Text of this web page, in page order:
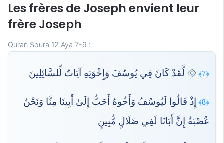
Les frères de Joseph envient leur
frère Joseph
Quran Soura 12 Aya 7-9 :
﴿7﴾ ۞ لَّقَدْ كَانَ فِي يُوسُفَ وَإِخْوَتِهِ آيَاتٌ لِّلسَّائِلِينَ
﴿8﴾
إِذْ قَالُوا لَيُوسُفُ وَأَخُوهُ أَحَبُّ إِلَىٰ أَبِينَا مِنَّا وَنَحْنُ
عُصْبَةٌ إِنَّ أَبَانَا لَفِي ضَلَالٍ مُّبِينٍ